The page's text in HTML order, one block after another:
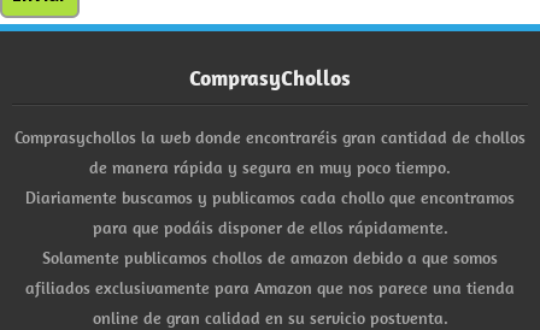
ComprasyChollos
Comprasychollos la web donde encontraréis gran cantidad de chollos
de manera rápida y segura en muy poco tiempo.
Diariamente buscamos y publicamos cada chollo que encontramos
para que podáis disponer de ellos rápidamente.
Solamente publicamos chollos de amazon debido a que somos
afiliados exclusivamente para Amazon que nos parece una tienda
online de gran calidad en su servicio postventa.